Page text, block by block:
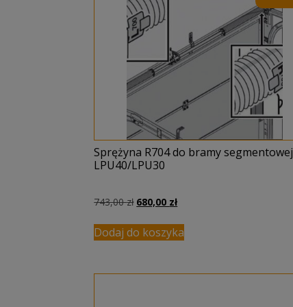
Sprężyna R704 do bramy segmentowej
LPU40/LPU30
743,00zł Pierwotna
wynosiła:
743,00 zł.
680,00 złAktualna
wynosi:
680,00 zł.
Dodaj do koszyka